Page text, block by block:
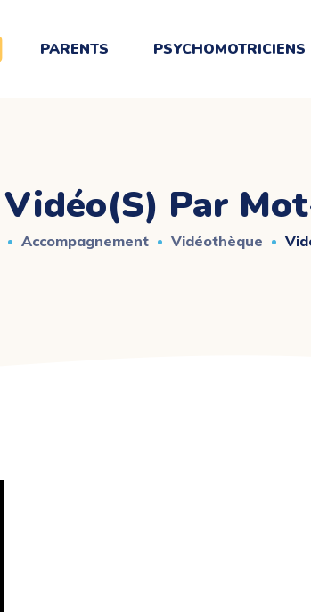
PARENTS PSYCHOMOTRICIENS
Vidéo(s) Par
Accompagnement Vidéothèque